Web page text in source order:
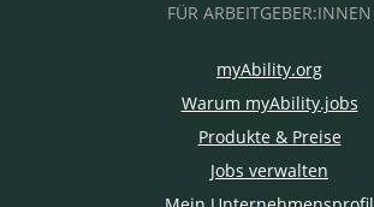
FÜR ARBEITGEBER:INNEN
myAbility.org
Warum myAbility.jobs
Produkte & Preise
Jobs verwalten